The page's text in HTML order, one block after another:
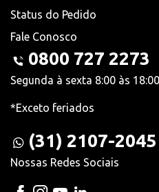
Status do Pedido
Fale Conosco
0800 727 2273
Segunda à sexta 8:00 às 18:00
*Exceto feriados
(31) 2107-2045
Nossas Redes Sociais